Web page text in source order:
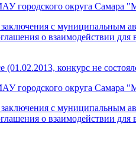
городского округа Самара
заключения с
о взаимодействии
(01.02.2013, конкурс не
городского округа Самара
заключения с
о взаимодействии